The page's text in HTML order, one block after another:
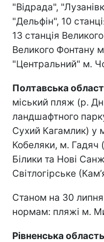
"Відрада",
"Дельфін", 10
13 станція
Великого Фонтану
"Центральний" м.
Полтавська
міський пляж (р.
ландшафтного
Сухий Кагамлик) у
Кобеляки, м.
Білики та Нові
Світлогірське
Станом на 30 липня
нормам: пляжі м.
Рівненська